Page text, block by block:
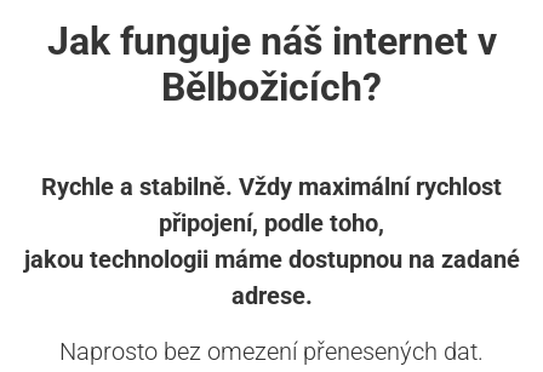
Jak funguje náš internet v
Bělbožicích?
Rychle a stabilně. Vždy maximální rychlost
připojení, podle toho,
jakou technologii máme dostupnou na zadané
adrese.
Naprosto bez omezení přenesených dat.